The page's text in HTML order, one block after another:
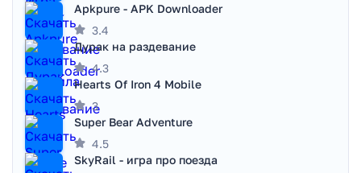
Apkpure - APK Downloader
3.4
Дурак на раздевание
4.3
Hearts Of Iron 4 Mobile
3
Super Bear Adventure
4.5
SkyRail - игра про поезда